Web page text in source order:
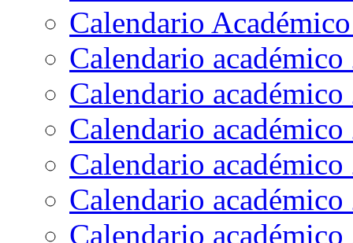
Calendario
Calendario académico
Calendario académico
Calendario académico
Calendario académico
Calendario académico
Calendario académico